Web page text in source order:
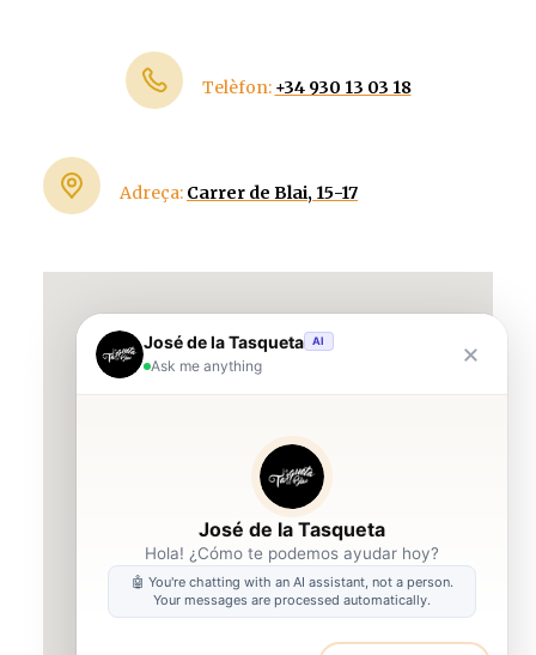
Telèfon: +34 930 13 03 18
Adreça: Carrer de Blai, 15-17
La Tasqueta De Blai
José de la Tasqueta AI
Ask me anything
José de la Tasqueta
Hola! ¿Cómo te podemos ayudar hoy?
🤖 You're chatting with an AI assistant, not a person.
Your messages are processed automatically.